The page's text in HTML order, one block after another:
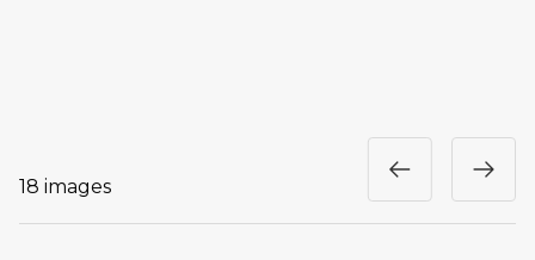
18 images